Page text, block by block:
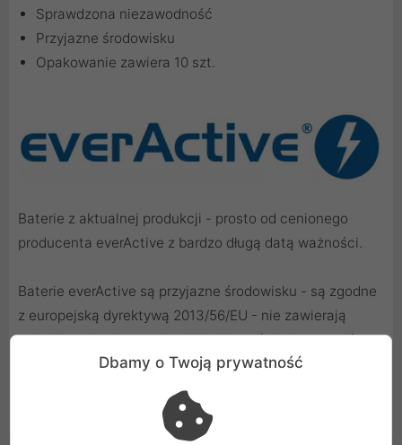
Sprawdzona niezawodność
Przyjazne środowisku
Opakowanie zawiera 10 szt.
Baterie z aktualnej produkcji - prosto od cenionego
producenta everActive z bardzo długą datą ważności.
Baterie everActive są przyjazne środowisku - są zgodne
z europejską dyrektywą 2013/56/EU - nie zawierają
szkodliwych substancji takich jak rtęć, kadm czy ołów.
Zapewniają niezawodną i długą pracę każdemu
Dbamy o Twoją prywatność